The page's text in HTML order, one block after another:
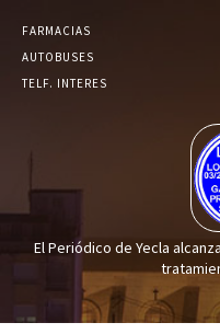
FARMACIAS
AUTOBUSES
TELF. INTERES
El Periódico de Yecla